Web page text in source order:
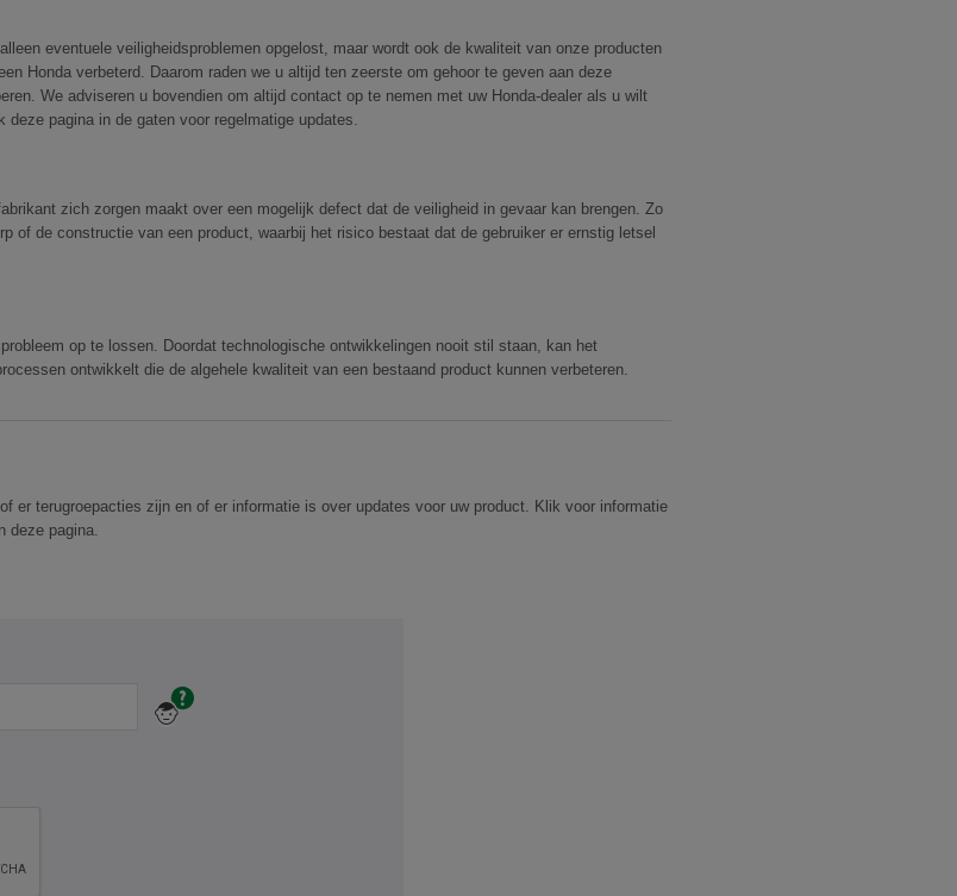
eventuele veiligheidsproblemen opgelost, maar wordt ook de kwaliteit van onze producten
Honda verbeterd. Daarom raden we u altijd ten zeerste om gehoor te geven aan deze
We adviseren u bovendien om altijd contact op te nemen met uw Honda-dealer als u wilt
pagina in de gaten voor regelmatige updates.
zich zorgen maakt over een mogelijk defect dat de veiligheid in gevaar kan brengen. Zo
of de constructie van een product, waarbij het risico bestaat dat de gebruiker er ernstig letsel
op te lossen. Doordat technologische ontwikkelingen nooit stil staan, kan het
ontwikkelt die de algehele kwaliteit van een bestaand product kunnen verbeteren.
er terugroepacties zijn en of er informatie is over updates voor uw product. Klik voor informatie
deze pagina.